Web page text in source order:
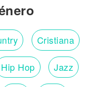
Cristiana
Hip Hop Jazz